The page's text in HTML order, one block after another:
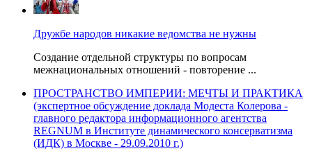
Дружбе народов никакие ведомства не нужны
Создание отдельной структуры по вопросам
межнациональных отношений - повторение ...
ПРОСТРАНСТВО ИМПЕРИИ: МЕЧТЫ И ПРАКТИКА
(экспертное обсуждение доклада Модеста Колерова -
главного редактора информационного агентства
REGNUM в Институте динамического консерватизма
(ИДК) в Москве - 29.09.2010 г.)